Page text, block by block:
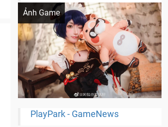
Ảnh Game
PlayPark - GameNews